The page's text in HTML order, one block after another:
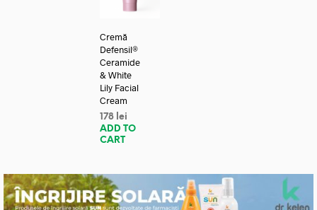
Cremă
Defensil®
Ceramide
& White
Lily Facial
Cream
178 lei
ADD TO
CART